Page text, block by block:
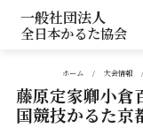
一般社団法人
全日本かるた協会
ホーム 大会情報
藤原定家卿小
国競技かるた京